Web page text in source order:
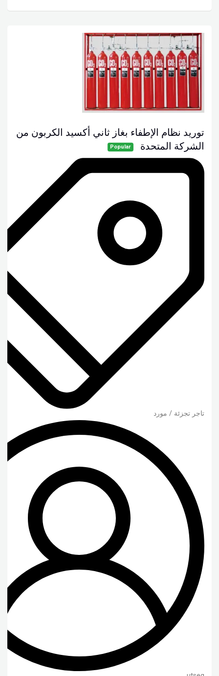
توريد نظام الإطفاء بغاز ثاني أكسيد الكربون من
الشركة المتحدة
Popular
تاجر تجزئة / مورد